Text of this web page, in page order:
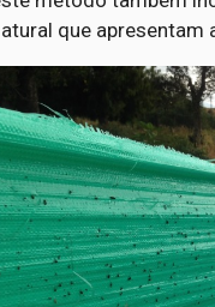
que apresentam